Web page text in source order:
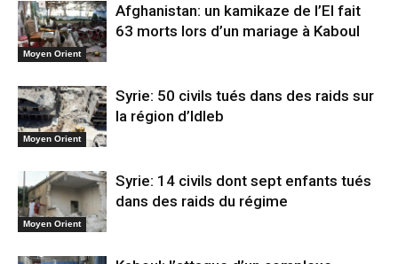
Moyen Orient
Afghanistan: un kamikaze de l’EI fait
63 morts lors d’un mariage à Kaboul
Moyen Orient
Syrie: 50 civils tués dans des raids sur
la région d’Idleb
Moyen Orient
Syrie: 14 civils dont sept enfants tués
dans des raids du régime